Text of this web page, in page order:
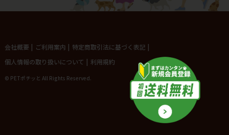
会社概要 | ご利用案内 | 特定商取引法に基づく表記 |
個人情報の取り扱いについて | 利用規約
© PETポチッと All Rights Reserved.